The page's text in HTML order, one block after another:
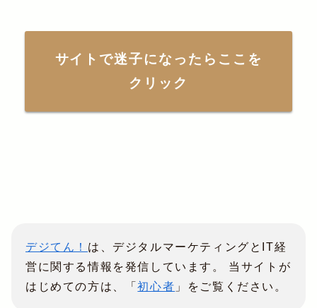
サイトで迷子になったらここを
クリック
デジてん！ は、デジタルマーケティングとIT経
営に関する情報を発信しています。 当サイトが
はじめての方は、「初心者 」をご覧ください。